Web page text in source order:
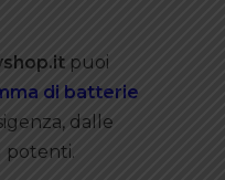
puoi
di batterie
dalle
potenti.